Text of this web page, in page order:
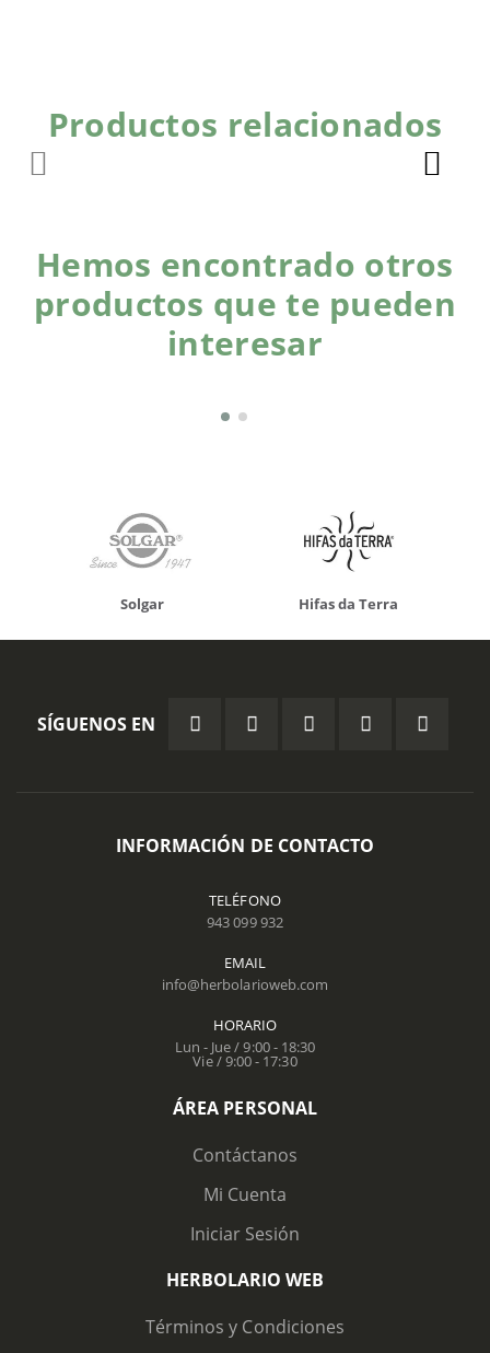
Productos relacionados
Hemos encontrado otros
productos que te pueden
interesar
Solgar Hifas da Terra
SÍGUENOS EN
INFORMACIÓN DE CONTACTO
TELÉFONO
943 099 932
EMAIL
info@herbolarioweb.com
HORARIO
Lun - Jue / 9:00 - 18:30
Vie / 9:00 - 17:30
ÁREA PERSONAL
Contáctanos
Mi Cuenta
Iniciar Sesión
HERBOLARIO WEB
Términos y Condiciones